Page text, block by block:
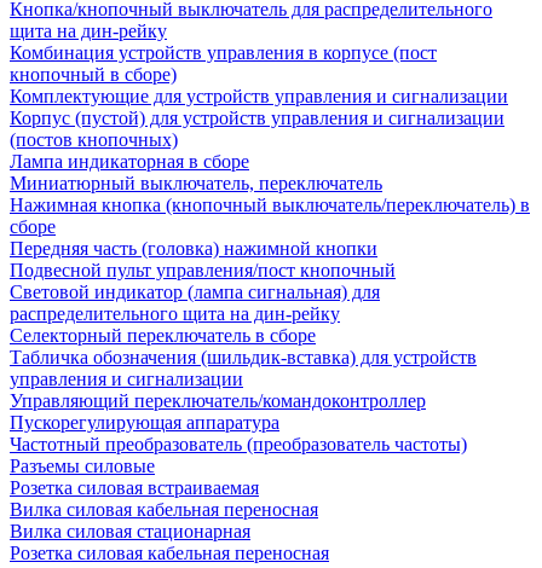
Кнопка/кнопочный выключатель для распределительного
щита на дин-рейку
Комбинация устройств управления в корпусе (пост
кнопочный в сборе)
Комплектующие для устройств управления и сигнализации
Корпус (пустой) для устройств управления и сигнализации
(постов кнопочных)
Лампа индикаторная в сборе
Миниатюрный выключатель, переключатель
Нажимная кнопка (кнопочный выключатель/переключатель) в
сборе
Передняя часть (головка) нажимной кнопки
Подвесной пульт управления/пост кнопочный
Световой индикатор (лампа сигнальная) для
распределительного щита на дин-рейку
Селекторный переключатель в сборе
Табличка обозначения (шильдик-вставка) для устройств
управления и сигнализации
Управляющий переключатель/командоконтроллер
Пускорегулирующая аппаратура
Частотный преобразователь (преобразователь частоты)
Разъемы силовые
Розетка силовая встраиваемая
Вилка силовая кабельная переносная
Вилка силовая стационарная
Розетка силовая кабельная переносная